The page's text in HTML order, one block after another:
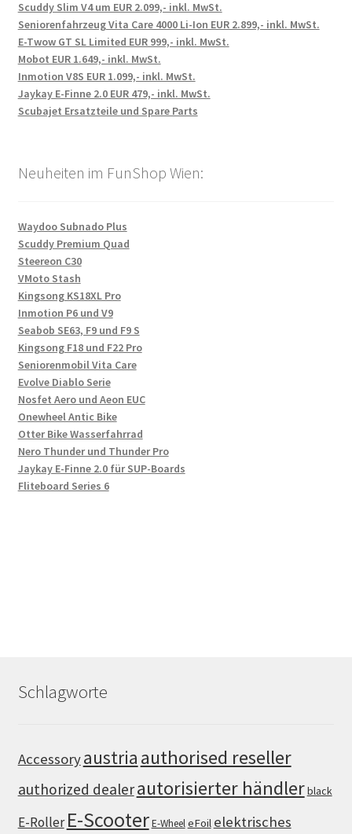
Scuddy Slim V4 um EUR 2.099,- inkl. MwSt.
Seniorenfahrzeug Vita Care 4000 Li-Ion EUR 2.899,- inkl. MwSt.
E-Twow GT SL Limited EUR 999,- inkl. MwSt.
Mobot EUR 1.649,- inkl. MwSt.
Inmotion V8S EUR 1.099,- inkl. MwSt.
Jaykay E-Finne 2.0 EUR 479,- inkl. MwSt.
Scubajet Ersatzteile und Spare Parts
Neuheiten im FunShop Wien:
Waydoo Subnado Plus
Scuddy Premium Quad
Steereon C30
VMoto Stash
Kingsong KS18XL Pro
Inmotion P6 und V9
Seabob SE63, F9 und F9 S
Kingsong F18 und F22 Pro
Seniorenmobil Vita Care
Evolve Diablo Serie
Nosfet Aero und Aeon EUC
Onewheel Antic Bike
Otter Bike Wasserfahrrad
Nero Thunder und Thunder Pro
Jaykay E-Finne 2.0 für SUP-Boards
Fliteboard Series 6
Schlagworte
Accessoryaustria authorised reseller
authorized dealerautorisierter händlerblack
E-Roller E-ScooterE-WheeleFoil elektrisches